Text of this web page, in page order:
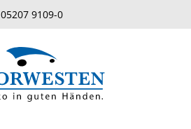
05207 9109-0